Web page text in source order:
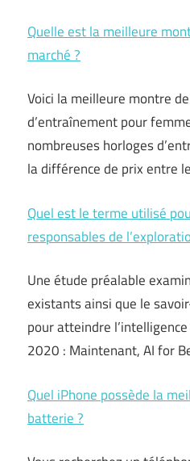
Quelle est la meilleure
marché ?
Voici la meilleure montre
d’entraînement pour
nombreuses horloges
la différence de prix entre
Quel est le terme utilisé
responsables de
Une étude préalable
existants ainsi que le
pour atteindre
2020 : Maintenant, AI for
Quel iPhone possède la
batterie ?